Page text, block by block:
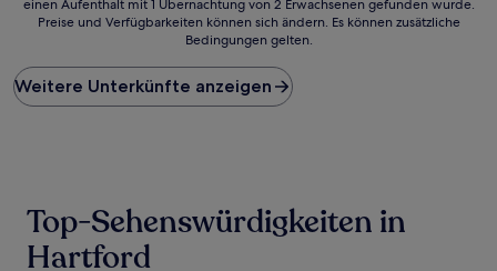
ist
Preis
pro
Nacht,
24 Stunden
einen
Aufenthalt
einen Aufenthalt mit 1 Übernachtung von 2 Erwachsenen gefunden wurde.
Preise und Verfügbarkeiten können sich ändern. Es können zusätzliche
Bedingungen gelten.
Weitere Unterkünfte anzeigen
Top-Sehenswürdigkeiten in
Hartford